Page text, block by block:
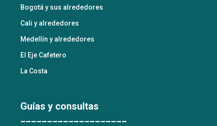
Bogotá y sus alrededores
Cali y alrededores
Medellín y alrededores
El Eje Cafetero
La Costa
Guías y consultas
____________________